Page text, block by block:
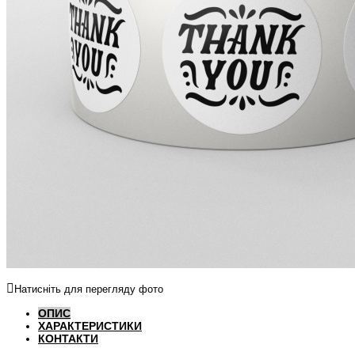
Натисніть для перегляду фото
ОПИС
ХАРАКТЕРИСТИКИ
КОНТАКТИ